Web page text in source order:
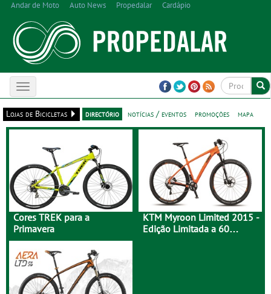
Andar de Moto Auto News Propedalar Cardápio
Toggle
navigation
Lojas de Bicicletas
directório notícias / eventos promoções mapa
Cores TREK para a
Primavera
KTM Myroon Limited 2015 -
Edição Limitada a 60